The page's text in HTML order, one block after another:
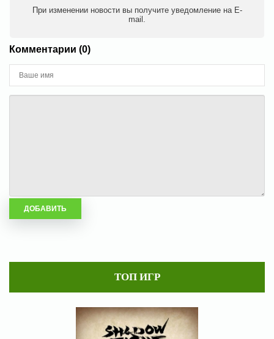
При изменении новости вы получите уведомление на E-
mail.
Комментарии (0)
ТОП ИГР